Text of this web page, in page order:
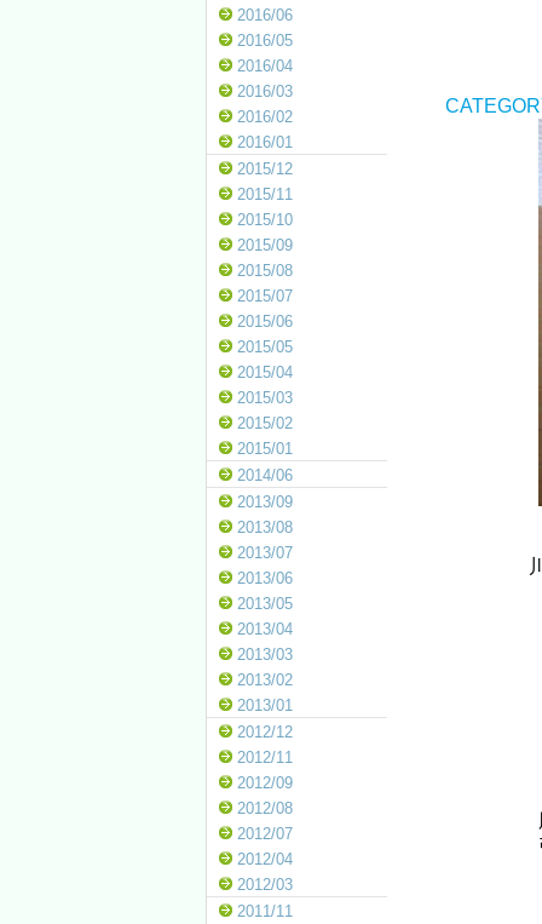
2016/06
2016/05
2016/04
2016/03
2016/02
2016/01
2015/12
2015/11
2015/10
2015/09
2015/08
2015/07
2015/06
2015/05
2015/04
2015/03
2015/02
2015/01
2014/06
2013/09
2013/08
2013/07
2013/06
2013/05
2013/04
2013/03
2013/02
2013/01
2012/12
2012/11
2012/09
2012/08
2012/07
2012/04
2012/03
2011/11